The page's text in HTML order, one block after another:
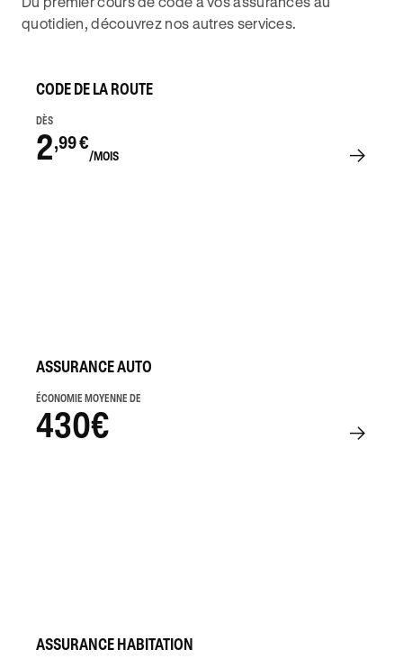
quotidien, découvrez nos autres services.
CODE DE LA ROUTE
DÈS
2,99 €
/MOIS
ASSURANCE AUTO
ÉCONOMIE MOYENNE DE
430€
ASSURANCE HABITATION